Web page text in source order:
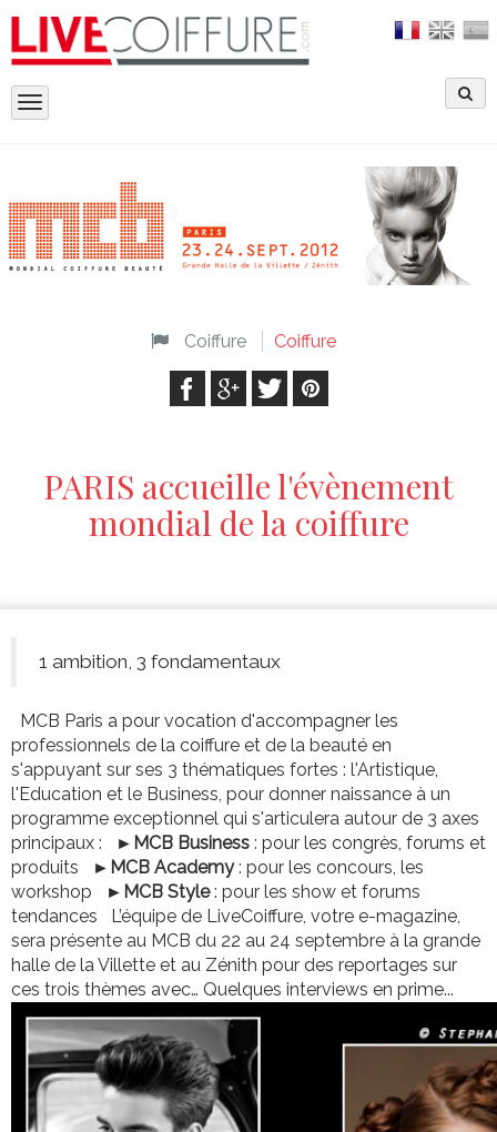
Toggle
Coiffure Coiffure
PARIS accueille l'évènement
mondial de la coiffure
1 ambition, 3 fondamentaux
MCB Paris a pour vocation d'accompagner les
professionnels de la coiffure et de la beauté en
s'appuyant sur ses 3 thématiques fortes : l'Artistique,
l'Education et le Business, pour donner naissance à un
programme exceptionnel qui s'articulera autour de 3 axes
principaux :
►MCB Business : pour les congrès, forums et
produits
►MCB Academy: pour les concours, les
workshop
►MCB Style: pour les show et forums
tendances L’équipe de LiveCoiffure, votre e-magazine,
sera présente au MCB du 22 au 24 septembre à la grande
halle de la Villette et au Zénith pour des reportages sur
ces trois thèmes avec… Quelques interviews en prime...